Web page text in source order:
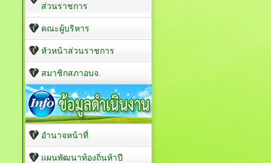
ส่วนราชการ
คณะผู้บริหาร
หัวหน้าส่วนราชการ
สมาชิกสภาอบจ.
อำนาจหน้าที่
แผนพัฒนาท้องถิ่นห้าปี